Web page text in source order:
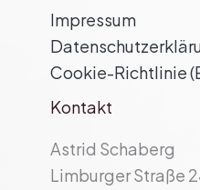
Impressum
Cookie-Richtlinie
Kontakt
Astrid Schaberg
Limburger Straße